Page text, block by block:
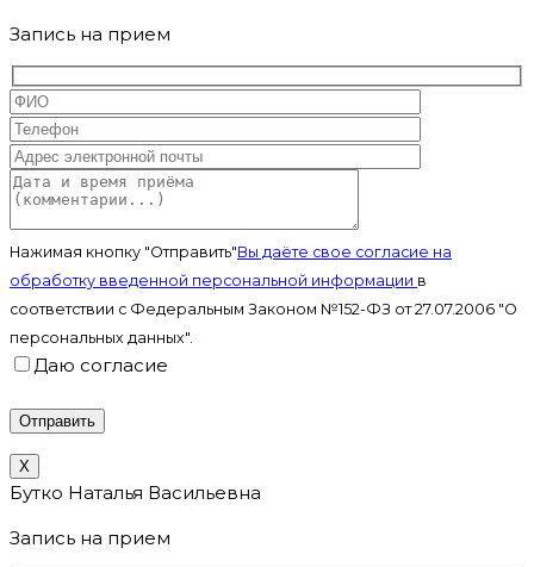
Запись на прием
Нажимая кнопку "Отправить"Вы даёте свое согласие на
обработку введенной персональной информации в
соответствии с Федеральным Законом №152-ФЗ от 27.07.2006 "О
персональных данных".
Даю согласие
X
Бутко Наталья Васильевна
Запись на прием